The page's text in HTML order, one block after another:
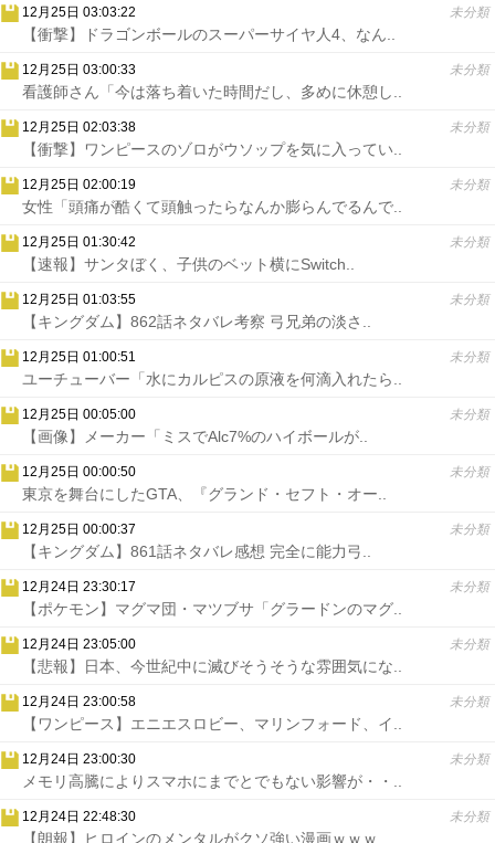
12月25日 03:03:22 未分類
【衝撃】ドラゴンボールのスーパーサイヤ人4、なん..
12月25日 03:00:33 未分類
看護師さん「今は落ち着いた時間だし、多めに休憩し..
12月25日 02:03:38 未分類
【衝撃】ワンピースのゾロがウソップを気に入ってい..
12月25日 02:00:19 未分類
女性「頭痛が酷くて頭触ったらなんか膨らんでるんで..
12月25日 01:30:42 未分類
【速報】サンタぼく、子供のベット横にSwitch..
12月25日 01:03:55 未分類
【キングダム】862話ネタバレ考察 弓兄弟の淡さ..
12月25日 01:00:51 未分類
ユーチューバー「水にカルピスの原液を何滴入れたら..
12月25日 00:05:00 未分類
【画像】メーカー「ミスでAlc7%のハイボールが..
12月25日 00:00:50 未分類
東京を舞台にしたGTA、『グランド・セフト・オー..
12月25日 00:00:37 未分類
【キングダム】861話ネタバレ感想 完全に能力弓..
12月24日 23:30:17 未分類
【ポケモン】マグマ団・マツブサ「グラードンのマグ..
12月24日 23:05:00 未分類
【悲報】日本、今世紀中に滅びそうそうな雰囲気にな..
12月24日 23:00:58 未分類
【ワンピース】エニエスロビー、マリンフォード、イ..
12月24日 23:00:30 未分類
メモリ高騰によりスマホにまでとでもない影響が・・..
12月24日 22:48:30 未分類
【朗報】ヒロインのメンタルがクソ強い漫画ｗｗｗ..